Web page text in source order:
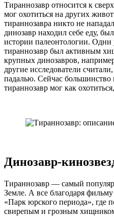
Тираннозавр относится к
мог охотиться на других
тираннозавра никто не
динозавр находил себе еду,
истории палеонтологии. Одни
тираннозавр был активным
крупных динозавров,
другие исследователи
падалью. Сейчас большинство
тираннозавр мог как
Динозавр-
Тираннозавр — самый
Земле. А все благодаря
«Парк юрского периода», где
свирепым и грозным